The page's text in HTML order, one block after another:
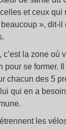
et ceux
», dit-il
c’est la zone où
pour se former.
chacun des 5
qui en a
les